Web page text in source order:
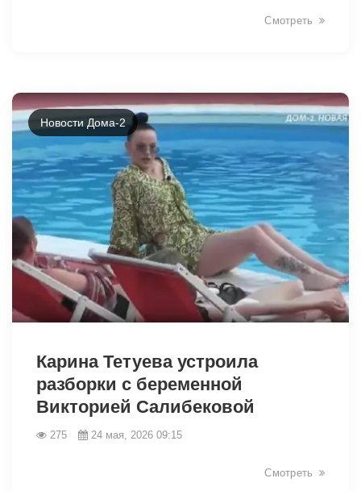
Смотреть
Новости Дома-2
Карина Тетуева устроила
разборки с беременной
Викторией Салибековой
275 24 мая, 2026 09:15
Смотреть